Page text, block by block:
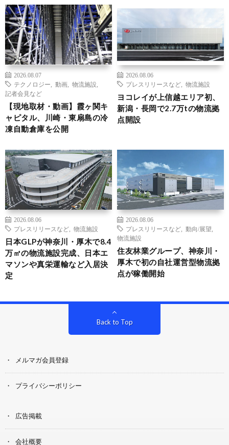
2026.08.07
テクノロジー
動画 物流施設
記者会見など
【現地取材・動画】霞ヶ関キ
ャピタル、川崎・東扇島の冷
凍自動倉庫を公開
2026.08.06
プレスリリースなど
物流施設
ヨコレイが上信越エリア初、
新潟・長岡で2.7万tの物流拠
点開設
2026.08.06
プレスリリースなど
物流施設
日本GLPが神奈川・厚木で8.4
万㎡の物流施設完成、日本エ
マソンや真栄運輸など入居決
定
2026.08.06
プレスリリースなど
動向/展望
物流施設
住友林業グループ、神奈川・
厚木で初の自社運営型物流拠
点が稼働開始
Back to Top
メルマガ会員登録
プライバシーポリシー
広告掲載
会社概要